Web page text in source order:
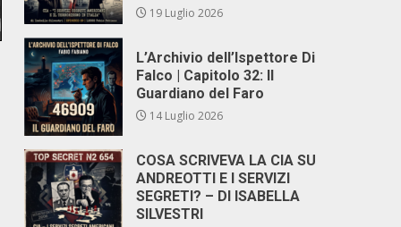
19 Luglio 2026
L’Archivio dell’Ispettore Di
Falco | Capitolo 32: Il
Guardiano del Faro
14 Luglio 2026
COSA SCRIVEVA LA CIA SU
ANDREOTTI E I SERVIZI
SEGRETI? – DI ISABELLA
SILVESTRI